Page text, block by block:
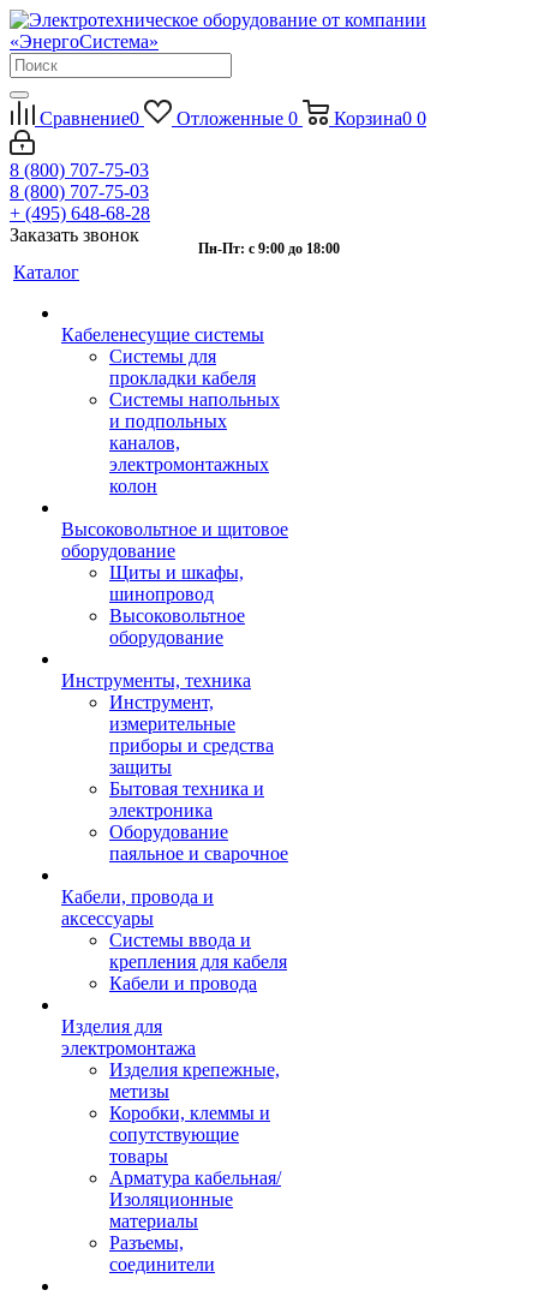
Сравнение0 Отложенные 0 Корзина0 0
8 (800) 707-75-03
8 (800) 707-75-03
+ (495) 648-68-28
Заказать звонок
Пн-Пт: с 9:00 до 18:00
Каталог
Кабеленесущие системы
Системы для
прокладки кабеля
Системы напольных
и подпольных
каналов,
электромонтажных
колон
Высоковольтное и щитовое
оборудование
Щиты и шкафы,
шинопровод
Высоковольтное
оборудование
Инструменты, техника
Инструмент,
измерительные
приборы и средства
защиты
Бытовая техника и
электроника
Оборудование
паяльное и сварочное
Кабели, провода и
аксессуары
Системы ввода и
крепления для кабеля
Кабели и провода
Изделия для
электромонтажа
Изделия крепежные,
метизы
Коробки, клеммы и
сопутствующие
товары
Арматура кабельная/
Изоляционные
материалы
Разъемы,
соединители